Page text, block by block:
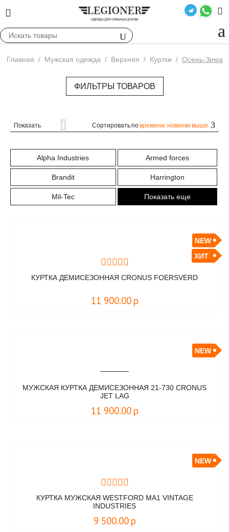
Главная / Мужская одежда / Верхняя / Куртки / Осень-Зима
ФИЛЬТРЫ ТОВАРОВ
Показать Сортировать повремени: новинки выше
Alpha Industries Armed forces
Brandit Harrington
Mil-Tec Показать еще
NEW
ХИТ
КУРТКА ДЕМИСЕЗОННАЯ CRONUS FOERSVERD
11 900.00 р
NEW
МУЖСКАЯ КУРТКА ДЕМИСЕЗОННАЯ 21-730 CRONUS
JET LAG
11 900.00 р
NEW
КУРТКА МУЖСКАЯ WESTFORD MA1 VINTAGE
INDUSTRIES
9 500.00 р